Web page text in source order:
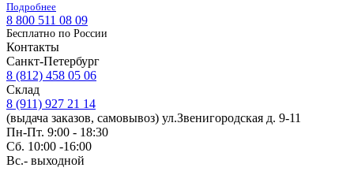
Подробнее
8 800 511 08 09
Бесплатно по Роcсии
Контакты
Санкт-Петербург
8 (812) 458 05 06
Склад
8 (911) 927 21 14
(выдача заказов, самовывоз) ул.Звенигородская д. 9-11
Пн-Пт. 9:00 - 18:30
Сб. 10:00 -16:00
Вс.- выходной